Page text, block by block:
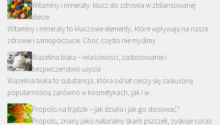
Witaminy i minerały: klucz do zdrowia w zbilansowanej
diecie
Witaminy i minerały to kluczowe elementy, które wpływają na nasze
zdrowie i samopoczucie. Choć często nie myślimy …
Wazelina biała – właściwości, zastosowanie i
bezpieczeństwo użycia
Wazelina biała to substancja, która od lat cieszy się zasłużoną
popularnością zarówno w kosmetykach, jak i w …
Propolis na trądzik – jak działa i jak go stosować?
Propolis, znany jako naturalny skarb pszczeli, zyskuje coraz